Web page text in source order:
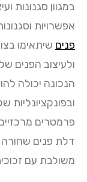
במגוון סגנונות
אפשרויות
פנים שיתאימו
ולעיצוב הפנים
הנכונה יכולה
פרמטרים
דלת פנים שחורה
משולבת עם